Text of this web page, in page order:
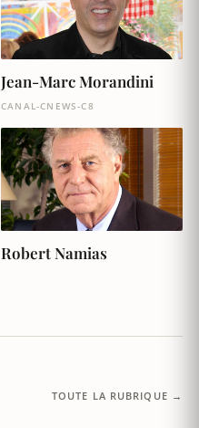
Jean-Marc Morandini
CANAL-CNEWS-C8
Robert Namias
TOUTE LA RUBRIQUE →